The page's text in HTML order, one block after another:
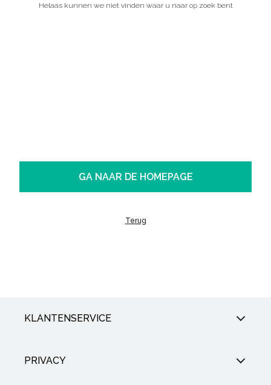
Helaas kunnen we niet vinden waar u naar op zoek bent
GA NAAR DE HOMEPAGE
Terug
KLANTENSERVICE
PRIVACY